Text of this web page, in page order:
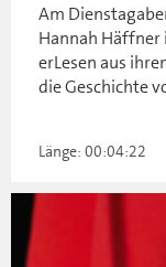
Am
Hannah Häffner
erLesen aus
die Geschichte
Länge: 00:04:22